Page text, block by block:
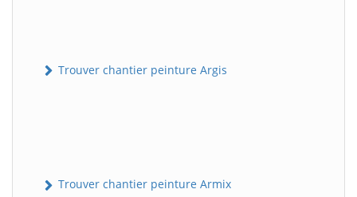
Trouver chantier peinture Argis
Trouver chantier peinture Armix